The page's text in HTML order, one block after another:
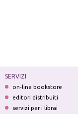
SERVIZI
on-line bookstore
editori distribuiti
servizi per i librai